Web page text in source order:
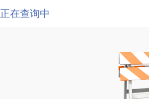
正在查询中